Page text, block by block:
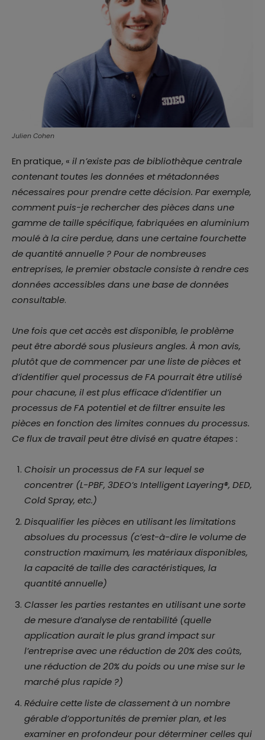
Julien Cohen
En pratique, « il n’existe pas de bibliothèque centrale
contenant toutes les données et métadonnées
nécessaires pour prendre cette décision. Par exemple,
comment puis-je rechercher des pièces dans une
gamme de taille spécifique, fabriquées en aluminium
moulé à la cire perdue, dans une certaine fourchette
de quantité annuelle ? Pour de nombreuses
entreprises, le premier obstacle consiste à rendre ces
données accessibles dans une base de données
consultable.
Une fois que cet accès est disponible, le problème
peut être abordé sous plusieurs angles. À mon avis,
plutôt que de commencer par une liste de pièces et
d’identifier quel processus de FA pourrait être utilisé
pour chacune, il est plus efficace d’identifier un
processus de FA potentiel et de filtrer ensuite les
pièces en fonction des limites connues du processus.
Ce flux de travail peut être divisé en quatre étapes :
Choisir un processus de FA sur lequel se
concentrer (L-PBF, 3DEO’s Intelligent Layering®, DED,
Cold Spray, etc.)
Disqualifier les pièces en utilisant les limitations
absolues du processus (c’est-à-dire le volume de
construction maximum, les matériaux disponibles,
la capacité de taille des caractéristiques, la
quantité annuelle)
Classer les parties restantes en utilisant une sorte
de mesure d’analyse de rentabilité (quelle
application aurait le plus grand impact sur
l’entreprise avec une réduction de 20% des coûts,
une réduction de 20% du poids ou une mise sur le
marché plus rapide ?)
Réduire cette liste de classement à un nombre
gérable d’opportunités de premier plan, et les
examiner en profondeur pour déterminer celles qui